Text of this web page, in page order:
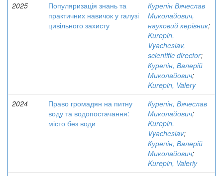
2025
Популяризація знань та
практичних навичок у галузі
цивільного захисту
Курепін Вячеслав
Миколайович,
науковий керівник;
Kurepin,
Vyacheslav,
scientific director;
Курепін, Валерій
Миколайович;
Kurepin, Valery
2024
Право громадян на питну
воду та водопостачання:
місто без води
Курепін, Вячеслав
Миколайович;
Kurepin,
Vyacheslav;
Курепін, Валерій
Миколайович;
Kurepin, Valeriy